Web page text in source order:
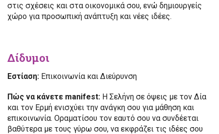
στις σχέσεις και στα οικονομικά σου, ενώ δημιουργείς
χώρο για προσωπική ανάπτυξη και νέες ιδέες.
Δίδυμοι
Εστίαση: Επικοινωνία και Διεύρυνση
Πώς να κάνετε manifest: Η Σελήνη σε όψεις με τον Δία
και τον Ερμή ενισχύει την ανάγκη σου για μάθηση και
επικοινωνία. Οραματίσου τον εαυτό σου να συνδέεται
βαθύτερα με τους γύρω σου, να εκφράζει τις ιδέες σου